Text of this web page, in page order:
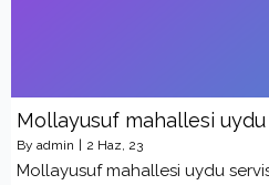
Mollayusuf mahallesi
By admin 2 Haz, 23
Mollayusuf mahallesi uydu